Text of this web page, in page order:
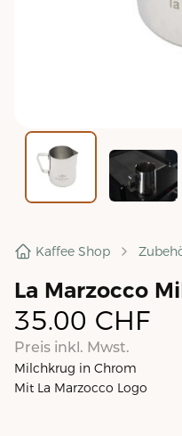
Kaffee Shop
La Marzocco
35.00 CHF
Preis inkl. Mwst.
Milchkrug in Chrom
Mit La Marzocco Logo